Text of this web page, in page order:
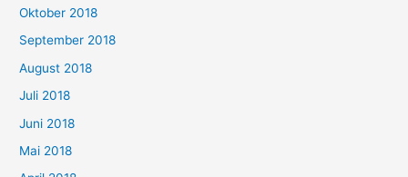
Oktober 2018
September 2018
August 2018
Juli 2018
Juni 2018
Mai 2018